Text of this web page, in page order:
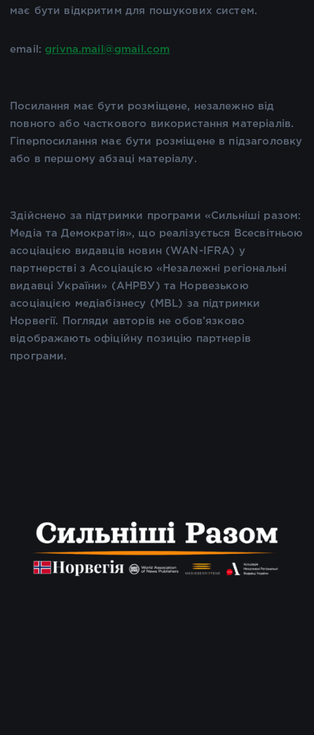
має бути відкритим для пошукових систем.
email: grivna.mail@gmail.com
Посилання має бути розміщене, незалежно від
повного або часткового використання матеріалів.
Гіперпосилання має бути розміщене в підзаголовку
або в першому абзаці матеріалу.
Здійснено за підтримки програми «Сильніші разом:
Медіа та Демократія», що реалізується Всесвітньою
асоціацією видавців новин (WAN-IFRA) у
партнерстві з Асоціацією «Незалежні регіональні
видавці України» (АНРВУ) та Норвезькою
асоціацією медіабізнесу (MBL) за підтримки
Норвегії. Погляди авторів не обов’язково
відображають офіційну позицію партнерів
програми.